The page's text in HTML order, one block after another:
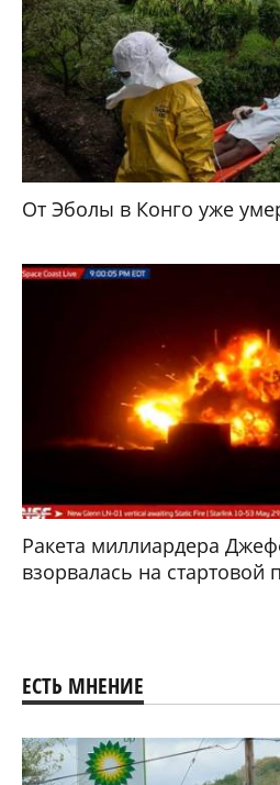
От Эболы в Конго уже
Ракета миллиардера
взорвалась на стартовой
ЕСТЬ МНЕНИЕ